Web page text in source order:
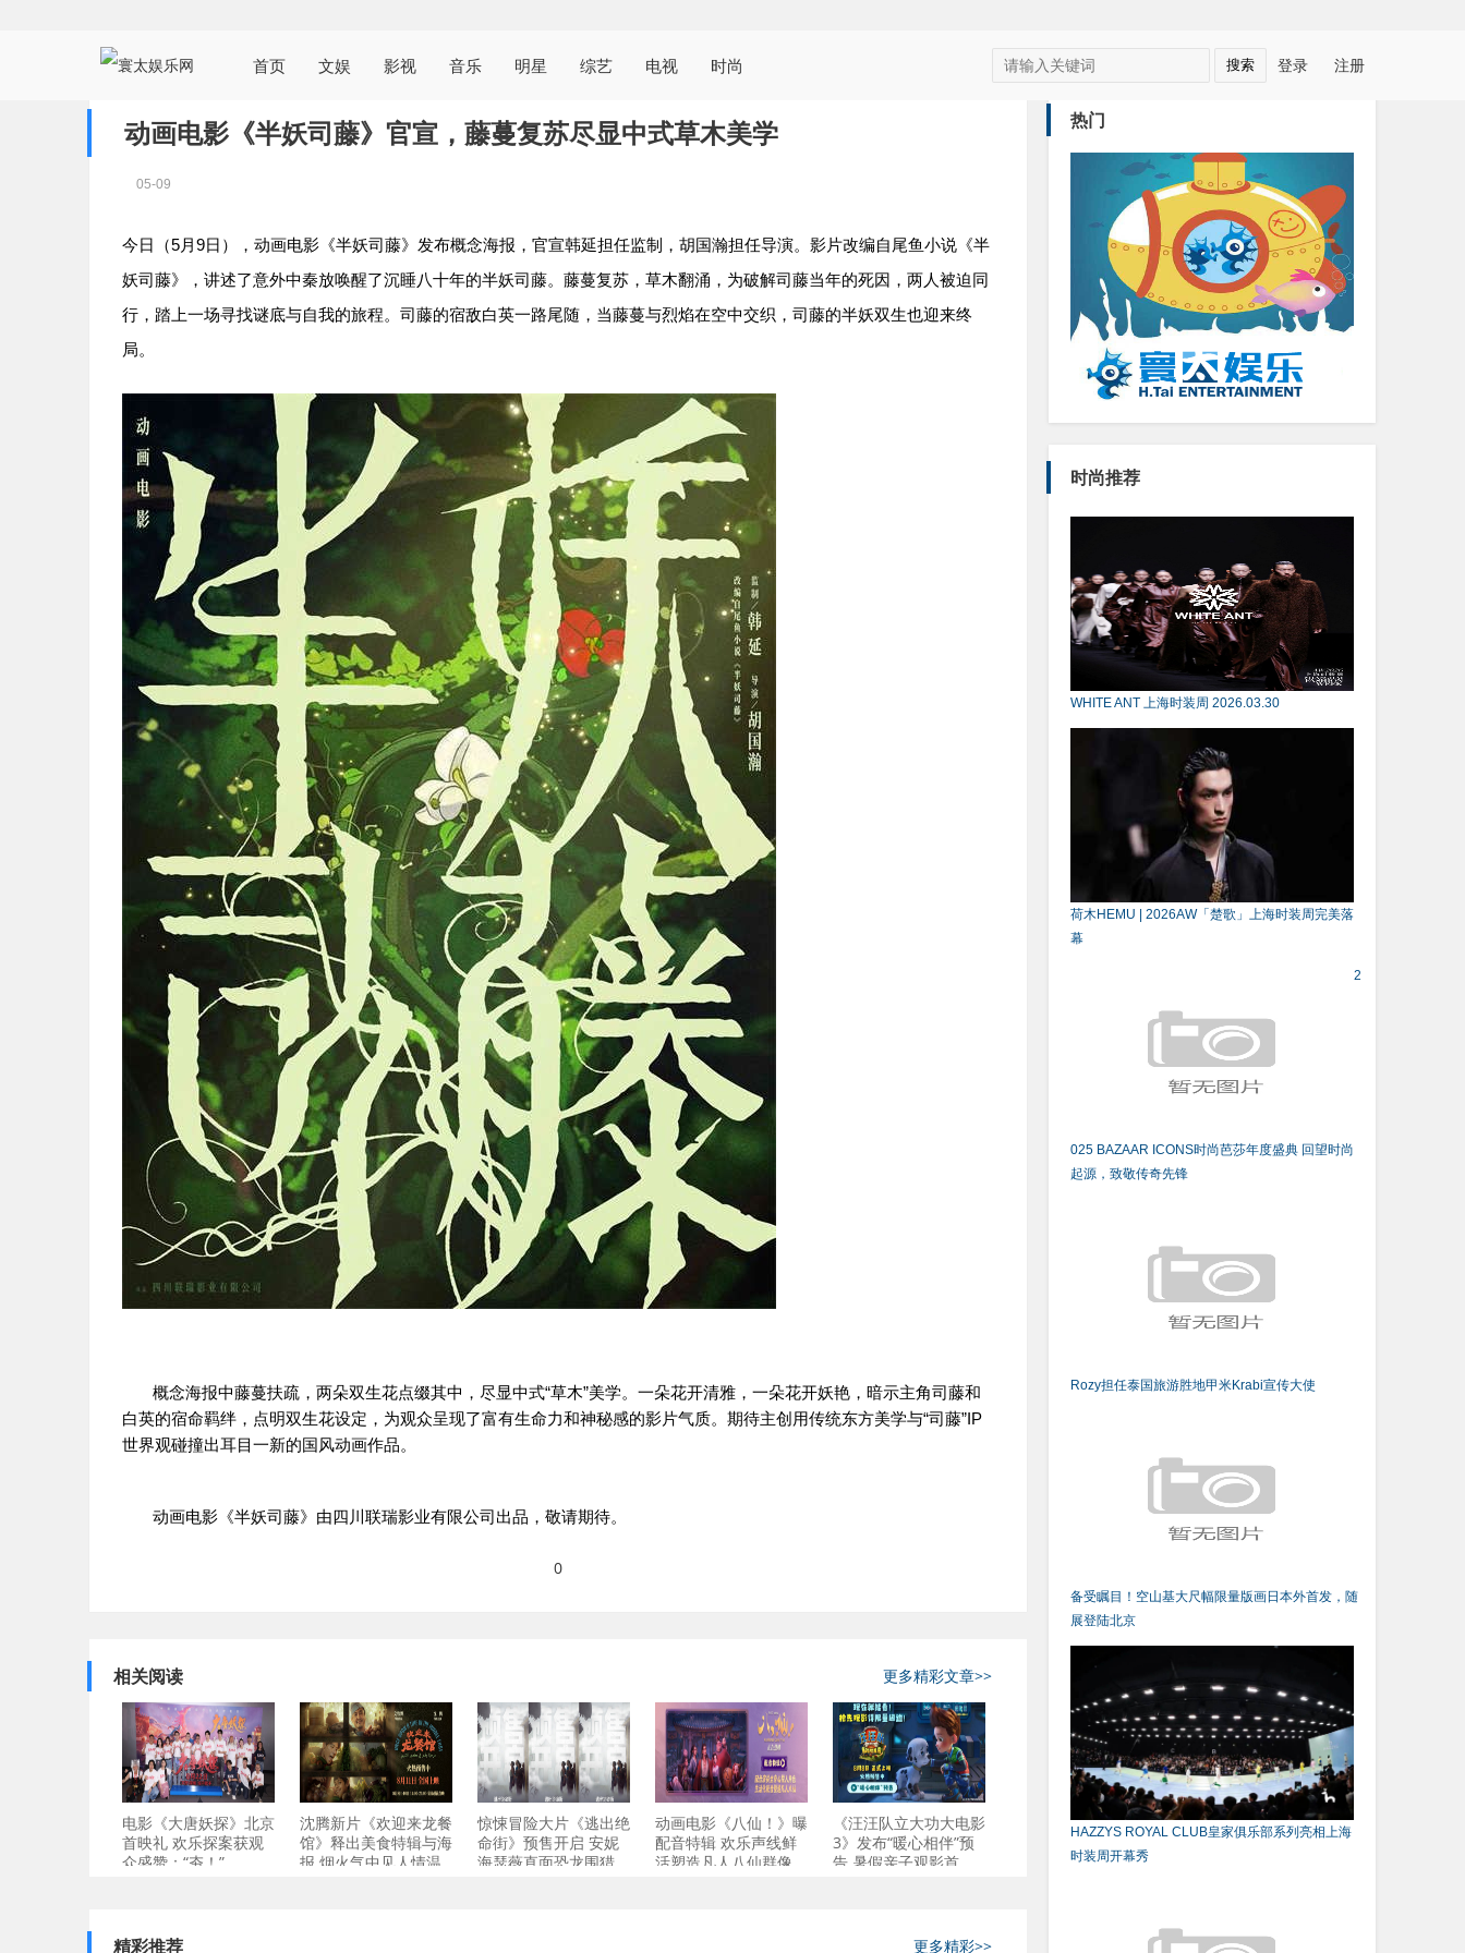
首页 文娱 影视 音乐 明星 综艺 电视 时尚 登录 注册
动画电影《半妖司藤》官宣，藤蔓复苏尽显中式草木美学
05-09
今日（5月 9日），动画电影《半妖司藤》发布概念海报，官宣韩延担任监制，胡国瀚担任导演。影片改编自尾鱼小说《半
妖司藤》，讲述了意外中秦放唤醒了沉睡八十年的半妖司藤。藤蔓复苏，草木翻涌，为破解司藤当年的死因，两人被迫同
行，踏上一场寻找谜底与自我的旅程。司藤的宿敌白英一路尾随，当藤蔓与烈焰在空中交织，司藤的半妖双生也迎来终
局。
概念海报中藤蔓扶疏，两朵双生花点缀其中，尽显中式“草木”美学。一朵花开清雅，一朵花开妖艳，暗示主角司藤和
白英的宿命羁绊，点明双生花设定，为观众呈现了富有生命力和神秘感的影片气质。期待主创用传统东方美学与“司藤”IP
世界观碰撞出耳目一新的国风动画作品。
动画电影《半妖司藤》由四川联瑞影业有限公司出品，敬请期待。
0
相关阅读 更多精彩文章>>
电影《大唐妖探》北京
首映礼 欢乐探案获观
众盛赞：“夯！”
沈腾新片《欢迎来龙餐
馆》释出美食特辑与海
报 烟火气中见人情温
惊悚冒险大片《逃出绝
命街》预售开启 安妮
海瑟薇直面恐龙围猎
动画电影《八仙！》曝
配音特辑 欢乐声线鲜
活塑造凡人八仙群像
《汪汪队立大功大电影
3》发布“暖心相伴”预
告 暑假亲子观影首
精彩推荐 更多精彩>>
热门
时尚推荐
WHITE ANT 上海时装周 2026.03.30
荷木HEMU | 2026AW「楚歌」上海时装周完美落
幕
2
025 BAZAAR ICONS时尚芭莎年度盛典 回望时尚
起源，致敬传奇先锋
Rozy担任泰国旅游胜地甲米Krabi宣传大使
备受瞩目！空山基大尺幅限量版画日本外首发，随
展登陆北京
HAZZYS ROYAL CLUB皇家俱乐部系列亮相上海
时装周开幕秀